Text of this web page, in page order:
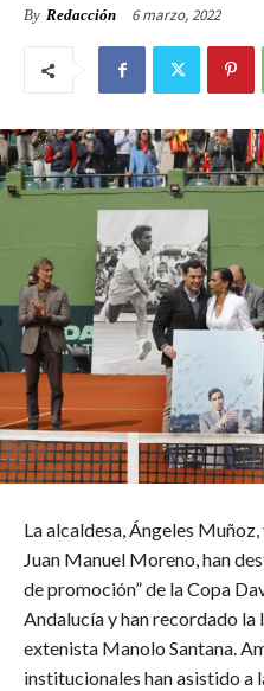
By Redacción 6 marzo, 2022
La alcaldesa, Ángeles
Juan Manuel Moreno, han
de promoción” de la Copa
Andalucía y han recordado
extenista Manolo Santana.
institucionales han asistido